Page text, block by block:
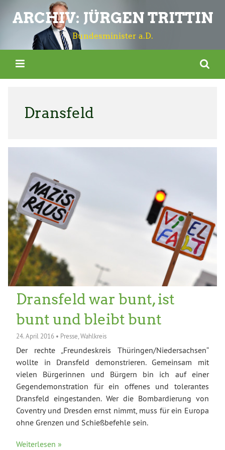
ARCHIV: JÜRGEN TRITTIN
Bundesminister a.D.
Dransfeld
Dransfeld war bunt, ist
bunt und bleibt bunt
24. April 2016 • Presse Wahlkreis
Der rechte „Freundeskreis Thüringen/Niedersachsen“
wollte in Dransfeld demonstrieren. Gemeinsam mit
vielen Bürgerinnen und Bürgern bin ich auf einer
Gegendemonstration für ein offenes und tolerantes
Dransfeld eingestanden. Wer die Bombardierung von
Coventry und Dresden ernst nimmt, muss für ein Europa
ohne Grenzen und Schießbefehle sein.
Weiterlesen »